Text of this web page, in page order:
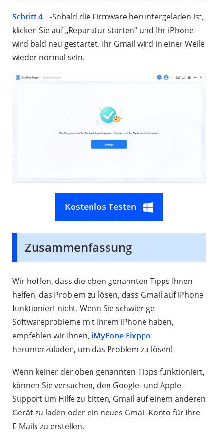
Schritt 4
-Sobald die Firmware heruntergeladen ist,
klicken Sie auf „Reparatur starten“ und Ihr iPhone
wird bald neu gestartet. Ihr Gmail wird in einer Weile
wieder normal sein.
Kostenlos Testen
Zusammenfassung
Wir hoffen, dass die oben genannten Tipps Ihnen
helfen, das Problem zu lösen, dass Gmail auf iPhone
funktioniert nicht. Wenn Sie schwierige
Softwareprobleme mit Ihrem iPhone haben,
empfehlen wir Ihnen, iMyFone Fixppo
herunterzuladen, um das Problem zu lösen!
Wenn keiner der oben genannten Tipps funktioniert,
können Sie versuchen, den Google- und Apple-
Support um Hilfe zu bitten, Gmail auf einem anderen
Gerät zu laden oder ein neues Gmail-Konto für Ihre
E-Mails zu erstellen.